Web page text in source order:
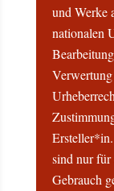
und Werke
nationalen
sind nur für
Gebrauch